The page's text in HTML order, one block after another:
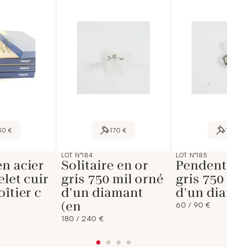
€
acier
cuir
c
170 €
LOT N°184
Solitaire en or
gris 750 mil orné
d'un diamant
(en
180 / 240 €
LOT N°185
gris
d'un
60 / 90 €